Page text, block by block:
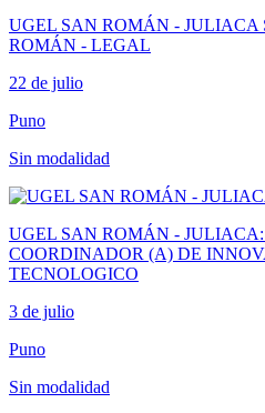
UGEL SAN ROMÁN - JULIACA
ROMÁN - LEGAL
22 de julio
Puno
Sin modalidad
UGEL SAN ROMÁN - JULIACA:
COORDINADOR (A) DE
TECNOLOGICO
3 de julio
Puno
Sin modalidad